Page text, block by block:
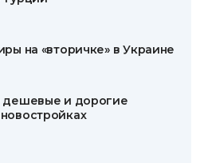
на «вторичке» в Украине
дешевые и дорогие